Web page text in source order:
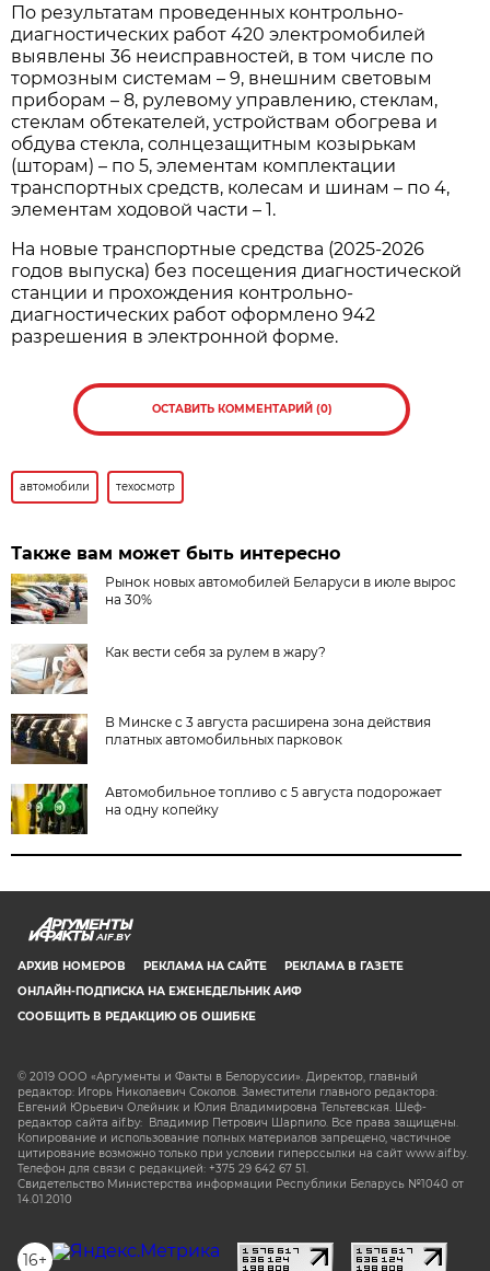
По результатам проведенных контрольно-
диагностических работ 420 электромобилей
выявлены 36 неисправностей, в том числе по
тормозным системам – 9, внешним световым
приборам – 8, рулевому управлению, стеклам,
стеклам обтекателей, устройствам обогрева и
обдува стекла, солнцезащитным козырькам
(шторам) – по 5, элементам комплектации
транспортных средств, колесам и шинам – по 4,
элементам ходовой части – 1.
На новые транспортные средства (2025-2026
годов выпуска) без посещения диагностической
станции и прохождения контрольно-
диагностических работ оформлено 942
разрешения в электронной форме.
ОСТАВИТЬ КОММЕНТАРИЙ (0)
автомобили техосмотр
Также вам может быть интересно
Рынок новых автомобилей Беларуси в июле вырос
на 30%
Как вести себя за рулем в жару?
В Минске с 3 августа расширена зона действия
платных автомобильных парковок
Автомобильное топливо с 5 августа подорожает
на одну копейку
AIF.BY
АРХИВ НОМЕРОВ РЕКЛАМА НА САЙТЕ
РЕКЛАМА В ГАЗЕТЕ
ОНЛАЙН-ПОДПИСКА НА ЕЖЕНЕДЕЛЬНИК АИФ
СООБЩИТЬ В РЕДАКЦИЮ ОБ ОШИБКЕ
© 2019 ООО «Аргументы и Факты в Белоруссии». Директор, главный
редактор: Игорь Николаевич Соколов. Заместители главного редактора:
Евгений Юрьевич Олейник и Юлия Владимировна Тельтевская. Шеф-
редактор сайта aif.by: Владимир Петрович Шарпило. Все права защищены.
Копирование и использование полных материалов запрещено, частичное
цитирование возможно только при условии гиперссылки на сайт www.aif.by.
Телефон для связи с редакцией: +375 29 642 67 51.
Свидетельство Министерства информации Республики Беларусь №1040 от
14.01.2010
16+